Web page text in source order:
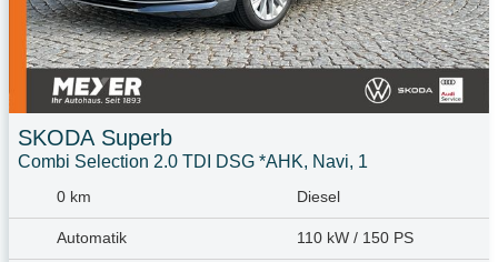
SKODA Superb
Combi Selection 2.0 TDI DSG *AHK, Navi, 1
0 km Diesel
Automatik 110 kW / 150 PS